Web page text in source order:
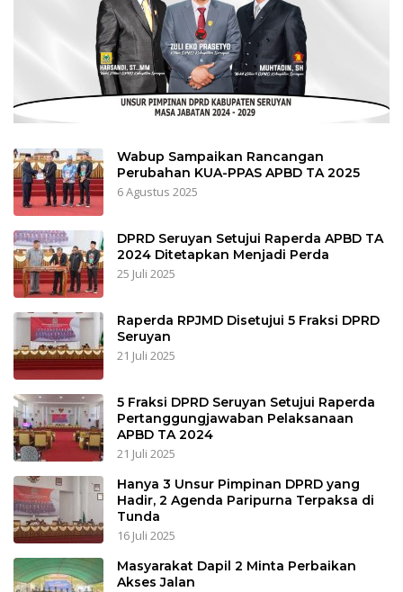
Wabup Sampaikan Rancangan
Perubahan KUA-PPAS APBD TA 2025
6 Agustus 2025
DPRD Seruyan Setujui Raperda APBD TA
2024 Ditetapkan Menjadi Perda
25 Juli 2025
Raperda RPJMD Disetujui 5 Fraksi DPRD
Seruyan
21 Juli 2025
5 Fraksi DPRD Seruyan Setujui Raperda
Pertanggungjawaban Pelaksanaan
APBD TA 2024
21 Juli 2025
Hanya 3 Unsur Pimpinan DPRD yang
Hadir, 2 Agenda Paripurna Terpaksa di
Tunda
16 Juli 2025
Masyarakat Dapil 2 Minta Perbaikan
Akses Jalan